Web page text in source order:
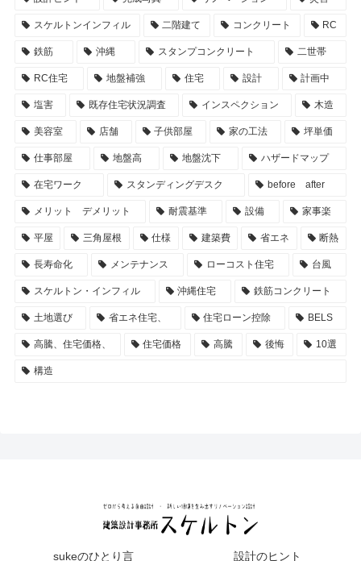
スケルトンインフィル 二階建て コンクリート RC
鉄筋 沖縄 スタンプコンクリート 二世帯
RC住宅 地盤補強 住宅 設計 計画中
塩害 既存住宅状況調査 インスペクション 木造
美容室 店舗 子供部屋 家の工法 坪単価
仕事部屋 地盤高 地盤沈下 ハザードマップ
在宅ワーク スタンディングデスク before after
メリット デメリット 耐震基準 設備 家事楽
平屋 三角屋根 仕様 建築費 省エネ 断熱
長寿命化 メンテナンス ローコスト住宅 台風
スケルトン・インフィル 沖縄住宅 鉄筋コンクリート
土地選び 省エネ住宅、 住宅ローン控除 BELS
高騰、住宅価格、 住宅価格 高騰 後悔 10選
構造
sukeのひとり言 設計のヒント